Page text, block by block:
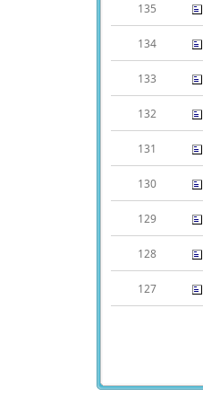
135
134
133
132
131
130
129
128
127